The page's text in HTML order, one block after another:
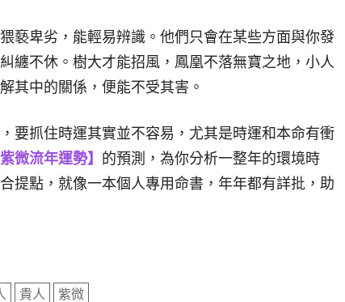
褻卑劣，能輕易辨識。他們只會在某些方面與你發
纏不休。樹大才能招風，鳳凰不落無寶之地，小人
其中的關係，便能不受其害。
要抓住時運其實並不容易，尤其是時運和本命有衝
紫微流年運勢】 的預測，為你分析一整年的環境時
提點，就像一本個人專用命書，年年都有詳批，助
貴人 紫微